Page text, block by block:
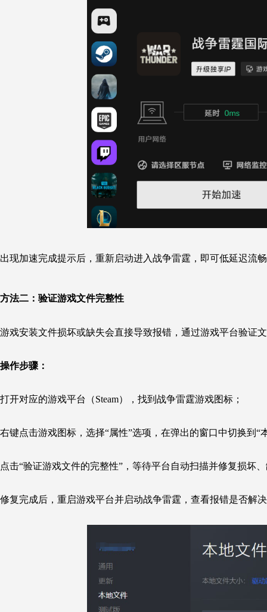
出现加速完成提示后，重新启动进入战争雷霆，即可低延迟流
方法二： 验证游戏文件完整性
游戏安装文件损坏或缺失会直接导致报错，通过游戏平台验证
操作步骤：
打开对应的游戏平台（Steam），找到战争雷霆游戏图标；
右键点击游戏图标，选择“属性”选项，在弹出的窗口中切换到“
点击“验证游戏文件的完整性”，等待平台自动扫描并修复损坏
修复完成后，重启游戏平台并启动战争雷霆，查看报错是否解